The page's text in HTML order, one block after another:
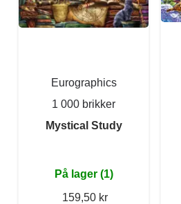
Eurographics
1 000 brikker
Mystical Study
På lager (1)
159,50 kr